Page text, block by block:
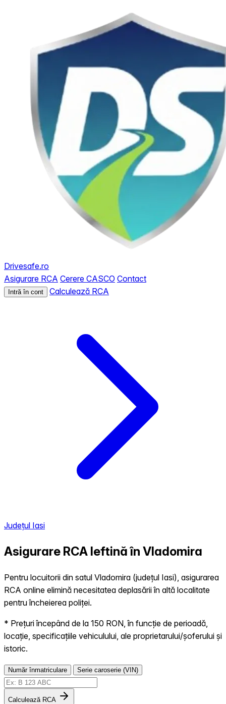
Drivesafe.ro
Asigurare RCA Cerere CASCO Contact
Intră în cont Calculează RCA
Județul Iasi
Asigurare RCA Ieftină în Vladomira
Pentru locuitorii din satul Vladomira (județul Iasi), asigurarea
RCA online elimină necesitatea deplasării în altă localitate
pentru încheierea poliței.
* Prețuri începând de la 150 RON, în funcție de perioadă,
locație, specificațiile vehiculului, ale proprietarului/șoferului și
istoric.
Număr înmatriculare Serie caroserie (VIN)
Calculează RCA